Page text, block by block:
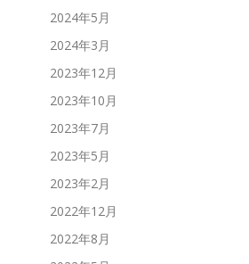
2024年5月
2024年3月
2023年12月
2023年10月
2023年7月
2023年5月
2023年2月
2022年12月
2022年8月